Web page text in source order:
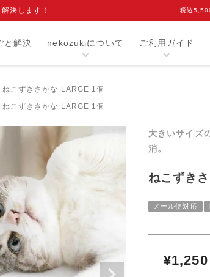
決します！ 税込
猫砂・トイレ用品
ベッド・マット
食器
と解決 nekozukiについて ご利用ガイド
ねこずきさかな LARGE 1個
ねこずきさかな LARGE 1個
大きいサイズ
消。
ねこずき
メール便対応
¥1,250